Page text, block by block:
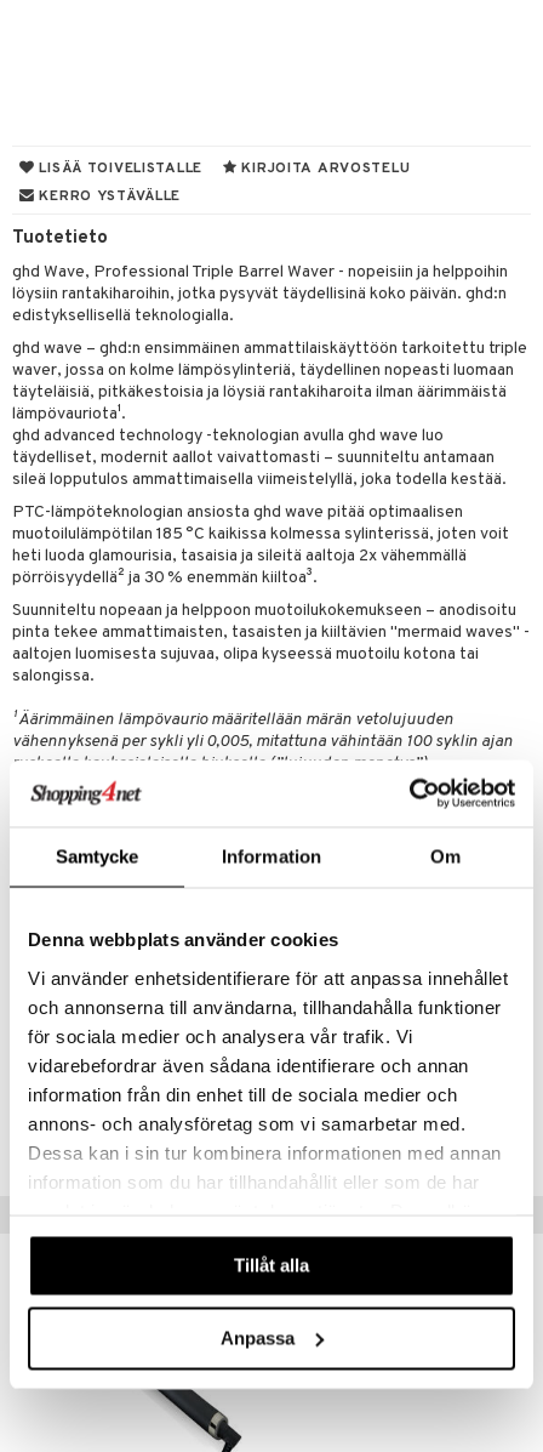
Samtycke Information Om
Denna webbplats använder cookies
Vi använder enhetsidentifierare för att anpassa innehållet
och annonserna till användarna, tillhandahålla funktioner
för sociala medier och analysera vår trafik. Vi
vidarebefordrar även sådana identifierare och annan
information från din enhet till de sociala medier och
annons- och analysföretag som vi samarbetar med.
Dessa kan i sin tur kombinera informationen med annan
information som du har tillhandahållit eller som de har
våra cookies vid fortsatt användande av vår webbplats.
Tillåt alla
Anpassa
LISÄÄ TOIVELISTALLE
KIRJOITA ARVOSTELU
KERRO YSTÄVÄLLE
Tuotetieto
ghd Wave, Professional Triple Barrel Waver - nopeisiin ja helppoihin
löysiin rantakiharoihin, jotka pysyvät täydellisinä koko päivän. ghd:n
edistyksellisellä teknologialla.
ghd wave – ghd:n ensimmäinen ammattilaiskäyttöön tarkoitettu triple
waver, jossa on kolme lämpösylinteriä, täydellinen nopeasti luomaan
täyteläisiä, pitkäkestoisia ja löysiä rantakiharoita ilman äärimmäistä
lämpövauriota¹.
ghd advanced technology -teknologian avulla ghd wave luo
täydelliset, modernit aallot vaivattomasti – suunniteltu antamaan
sileä lopputulos ammattimaisella viimeistelyllä, joka todella kestää.
PTC-lämpöteknologian ansiosta ghd wave pitää optimaalisen
muotoilulämpötilan 185 °C kaikissa kolmessa sylinterissä, joten voit
heti luoda glamourisia, tasaisia ja sileitä aaltoja 2x vähemmällä
pörröisyydellä² ja 30 % enemmän kiiltoa³.
Suunniteltu nopeaan ja helppoon muotoilukokemukseen – anodisoitu
pinta tekee ammattimaisten, tasaisten ja kiiltävien "mermaid waves" -
aaltojen luomisesta sujuvaa, olipa kyseessä muotoilu kotona tai
salongissa.
¹ Äärimmäinen lämpövaurio määritellään märän vetolujuuden
vähennyksenä per sykli yli 0,005, mitattuna vähintään 100 syklin ajan
ruskealla kaukasialaisella hiuksella (”lujuuden menetys”).
² Tekninen testi laboratoriossa pörröisillä hiuksilla, verrattuna
luonnollisesti kuivattuihin hiuksiin
luonnollisesti kuivattuihin hiuksiin verrattuna
HIUSOSIO: ota keskikokoinen osio
KULMA: aseta ghd wave vaakasuoraan hiuksiin ja pidä 3-5 sekuntia
JATKA: poista ja aseta ghd wave alemmaksi hiusosiossa ja jatka,
kunnes kaikki hiukset on muotoiltu
VIIMEISTELE: suihkuta hiuksiin ghd curls gone wild texturizing spray
Tuotenumero
-7%
iho
iho
iho
Päivävoide
hoito
tarvikkeet
/ Kajaali
&
Set
tuotteet
hoito
poisto
hoito
& saippuat
tuotteet
& Viikset
shave balm
shave lotion
de cologne
de toilette
tuotteet
poisto
hoito
& saippuat
10
1: Puhdistus
2: Kirkastus
3: Kosteutus
ja Vartalonhoito
ja naamiot
Huulten Hoito
Elixir
Happy
Happy For Men
Miehille
& vastauksia